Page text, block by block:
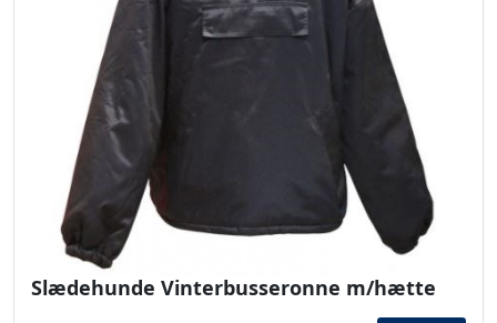
Slædehunde Vinterbusseronne m/hætte